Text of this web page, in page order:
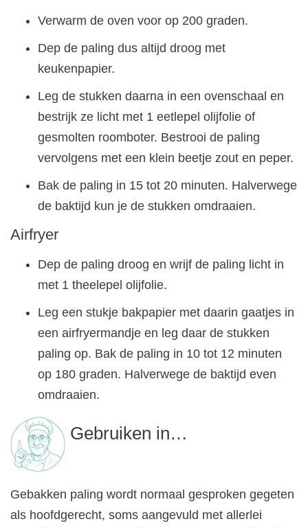
Verwarm de oven voor op 200 graden.
Dep de paling dus altijd droog met
keukenpapier.
Leg de stukken daarna in een ovenschaal en
bestrijk ze licht met 1 eetlepel olijfolie of
gesmolten roomboter. Bestrooi de paling
vervolgens met een klein beetje zout en peper.
Bak de paling in 15 tot 20 minuten. Halverwege
de baktijd kun je de stukken omdraaien.
Airfryer
Dep de paling droog en wrijf de paling licht in
met 1 theelepel olijfolie.
Leg een stukje bakpapier met daarin gaatjes in
een airfryermandje en leg daar de stukken
paling op. Bak de paling in 10 tot 12 minuten
op 180 graden. Halverwege de baktijd even
omdraaien.
Gebruiken in…
Gebakken paling wordt normaal gesproken gegeten
als hoofdgerecht, soms aangevuld met allerlei